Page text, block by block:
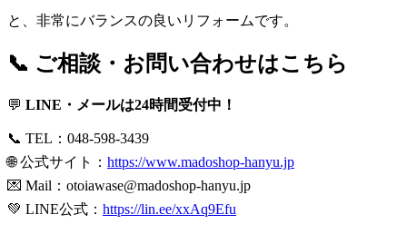
と、非常にバランスの良いリフォームです。
📞 ご相談・お問い合わせはこちら
💬 LINE・メールは24時間受付中！
📞 TEL：048-598-3439
🌐 公式サイト： https://www.madoshop-hanyu.jp
💌 Mail： otoiawase@madoshop-hanyu.jp
💚 LINE公式： https://lin.ee/xxAq9Efu